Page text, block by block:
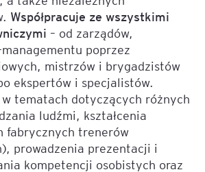
Współpracuje ze wszystkimi
– od zarządów,
poprzez
mistrzów i brygadzistów
ekspertów i specjalistów.
tematach dotyczących różnych
ludźmi, kształcenia
fabrycznych trenerów
prowadzenia prezentacji i
kompetencji osobistych oraz